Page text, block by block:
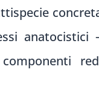
anatocistici